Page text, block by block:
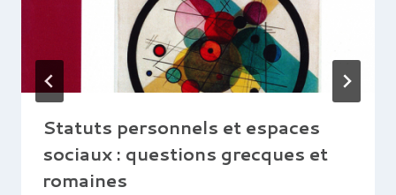
Statuts personnels et espaces
sociaux : questions grecques et
romaines